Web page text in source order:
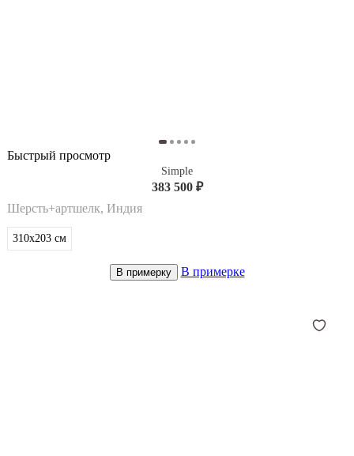
Быстрый просмотр
Simple
383 500 ₽
Шерсть+артшелк, Индия
310x203 см
В примерку В примерке